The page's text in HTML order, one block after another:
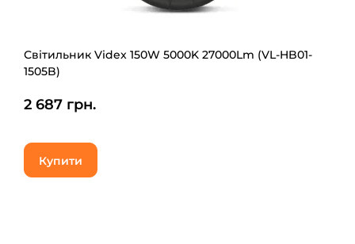
Світильник Videx 150W 5000K 27000Lm (VL-HB01-
1505B)
2 687 грн.
Купити